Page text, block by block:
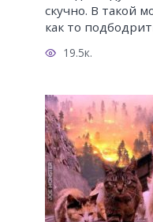
скучно. В такой
как то
19.5к.